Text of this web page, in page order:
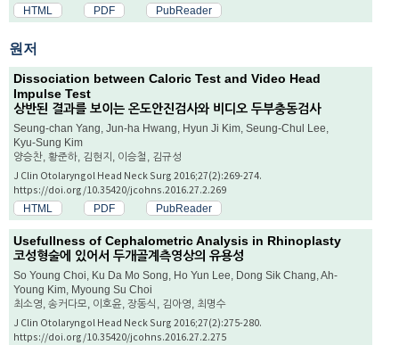
HTML PDF PubReader
원저
Dissociation between Caloric Test and Video Head
Impulse Test
상반된 결과를 보이는 온도안진검사와 비디오 두부충동검사
Seung-chan Yang, Jun-ha Hwang, Hyun Ji Kim, Seung-Chul Lee,
Kyu-Sung Kim
양승찬, 황준하, 김현지, 이승철, 김규성
J Clin Otolaryngol Head Neck Surg 2016;27(2):269-274.
https://doi.org/10.35420/jcohns.2016.27.2.269
HTML PDF PubReader
Usefullness of Cephalometric Analysis in Rhinoplasty
코성형술에 있어서 두개골계측영상의 유용성
So Young Choi, Ku Da Mo Song, Ho Yun Lee, Dong Sik Chang, Ah-
Young Kim, Myoung Su Choi
최소영, 송커다모, 이호윤, 장동식, 김아영, 최명수
J Clin Otolaryngol Head Neck Surg 2016;27(2):275-280.
https://doi.org/10.35420/jcohns.2016.27.2.275